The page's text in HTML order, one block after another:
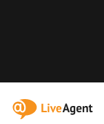
:site.title